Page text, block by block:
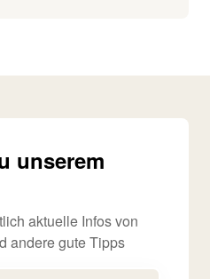
unserem
aktuelle Infos von
andere gute Tipps